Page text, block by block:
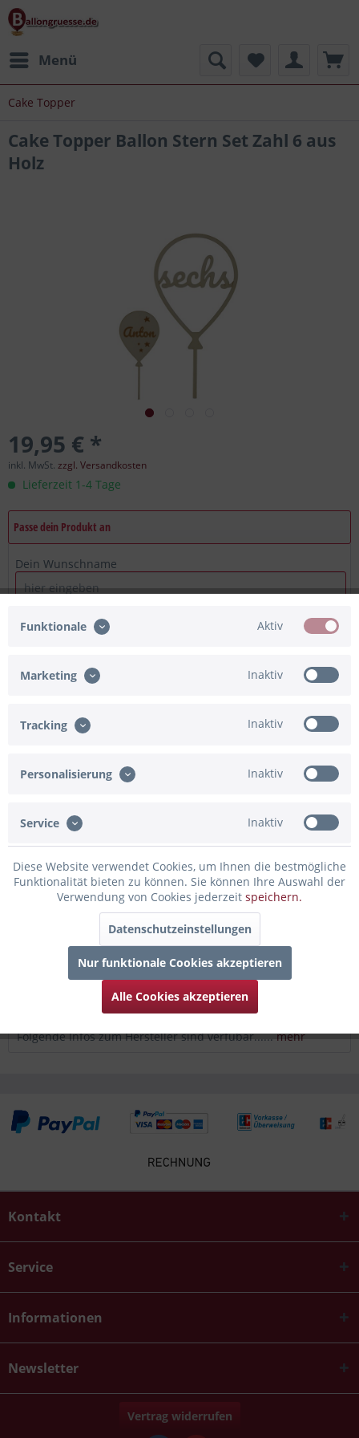
Menü
Cake Topper
Cake Topper Ballon Stern Set Zahl 6 aus
Holz
19,95 € *
inkl. MwSt. zzgl. Versandkosten
Lieferzeit 1-4 Tage
Passe dein Produkt an
Dein Wunschname
Ich bestätige, dass die Angaben korrekt sind
In den Warenkorb
Konfiguration ist unvollständig - bitte prüfen!
Artikel-Nr.:
Beschreibung
Ein spannendes Jahr steht vor der Tür! Da wird der sechste
Bewertungen
0
Bewertungen lesen, schreiben und diskutieren...mehr
Infos zum Hersteller
Folgende Infos zum Hersteller sind verfübar......mehr
Kontakt
Service
Informationen
Newsletter
Vertrag widerrufen
Funktionale Aktiv
Marketing Inaktiv
Tracking Inaktiv
Personalisierung Inaktiv
Service Inaktiv
Diese Website verwendet Cookies, um Ihnen die bestmögliche
Funktionalität bieten zu können. Sie können Ihre Auswahl der
Verwendung von Cookies jederzeit speichern.
Datenschutzeinstellungen
Nur funktionale Cookies akzeptieren
Alle Cookies akzeptieren